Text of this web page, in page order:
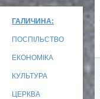
ГАЛИЧИНА:
ПОСПІЛЬСТВО
ЕКОНОМІКА
КУЛЬТУРА
ЦЕРКВА